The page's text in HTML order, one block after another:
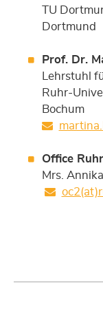
TU
Dortmund
Prof. Dr.
Lehrstuhl
Ruhr-
Bochum
Office
Mrs.